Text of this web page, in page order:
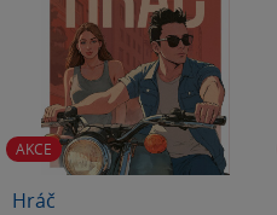
AKCE
Hráč